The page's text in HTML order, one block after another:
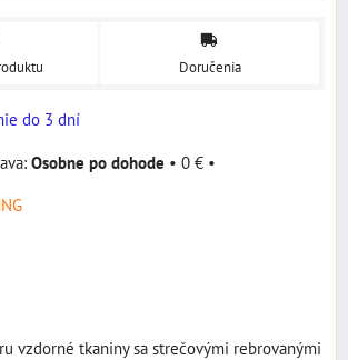
Doručenia
do 3 dní
Osobne po dohode • 0 € •
vzdorné tkaniny sa strečovými rebrovanými